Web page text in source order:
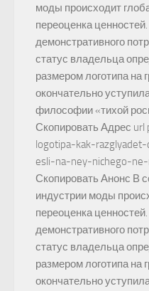
моды происходит
переоценка
демонстративного
статус владельца
размером логотипа на
окончательно
философии «тихой
Скопировать Адрес
logotipa-kak-
esli-na-ney-nichego-ne-
Скопировать Анонс В
индустрии моды
переоценка
демонстративного
статус владельца
размером логотипа на
окончательно